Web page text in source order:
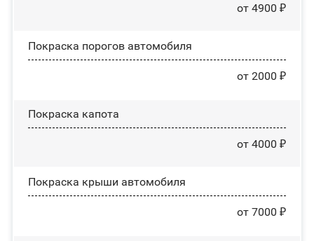
от 4900 ₽
Покраска порогов автомобиля
от 2000 ₽
Покраска капота
от 4000 ₽
Покраска крыши автомобиля
от 7000 ₽